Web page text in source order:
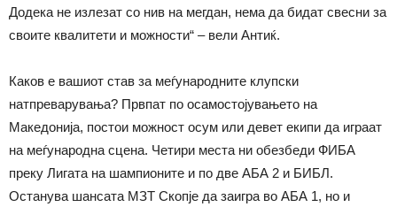
Додека не излезат со нив на мегдан, нема да бидат свесни за
своите квалитети и можности“ – вели Антиќ.
Каков е вашиот став за меѓународните клупски
натпреварувања? Првпат по осамостојувањето на
Македонија, постои можност осум или девет екипи да играат
на меѓународна сцена. Четири места ни обезбеди ФИБА
преку Лигата на шампионите и по две АБА 2 и БИБЛ.
Останува шансата МЗТ Скопје да заигра во АБА 1, но и